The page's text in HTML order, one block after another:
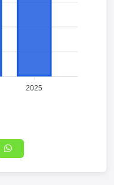
2025